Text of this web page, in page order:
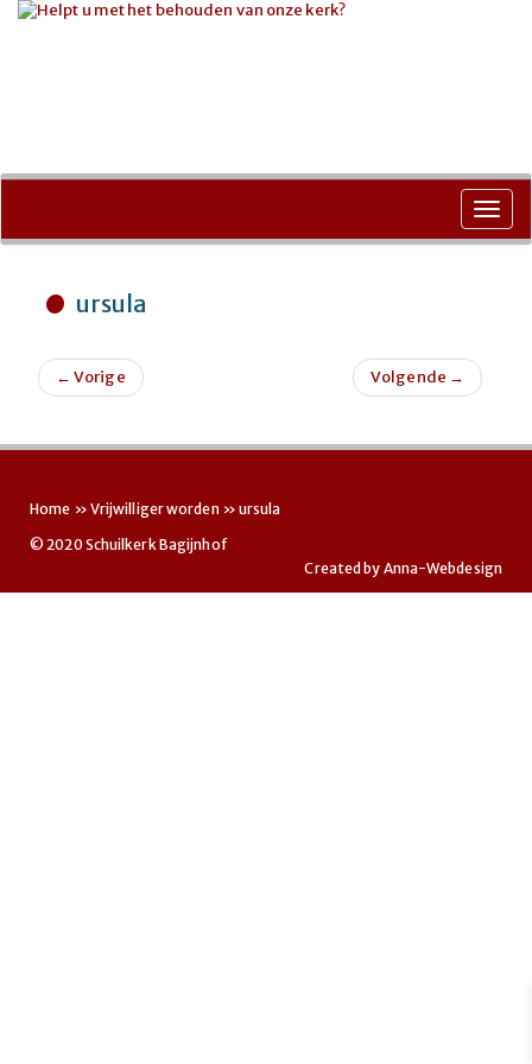
Ga
ursula
← Vorige Volgende →
Home » Vrijwilliger worden» ursula
© 2020 Schuilkerk Bagijnhof
Created by Anna-Webdesign